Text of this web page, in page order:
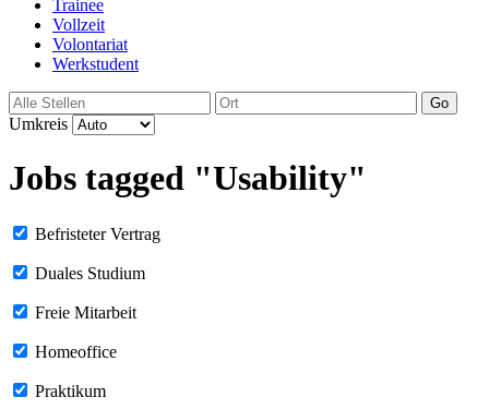
Trainee
Vollzeit
Volontariat
Werkstudent
Go
Umkreis
Jobs tagged "Usability"
Befristeter Vertrag
Duales Studium
Freie Mitarbeit
Homeoffice
Praktikum